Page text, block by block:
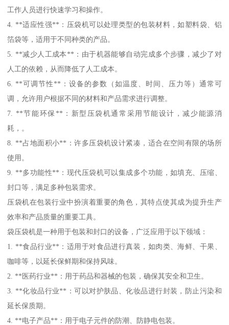
工作人员进行快速学习和操作。
4. **适应性强**：压袋机可以处理类型的包装材料，如塑料袋、铝
箔袋等，适用于不同种类的产品。
5. **减少人工成本**：由于机器能够自动完成多个步骤，减少了对
人工的依赖，从而降低了人工成本。
6. **可调节性**：设备的参数（如温度、时间、压力等）通常可
调，允许用户根据不同的材料和产品需求进行调整。
7. **节能环保**：新型压袋机通常采用节能设计，减少能源消
耗，。
8. **占地面积小**：许多压袋机设计紧凑，适合在空间有限的场所
使用。
9. **多功能性**：现代压袋机可以集成多个功能，如填充、压缩、
封口等，满足多种包装需求。
压袋机在包装行业中扮演着重要的角色，其特点使其成为提升生产
效率和产品质量的重要工具。
袋压袋机是一种用于包装和封口的设备，广泛应用于以下领域：
1. **食品行业**：适用于对食品进行真装，如肉类、海鲜、干果、
咖啡等，以延长保鲜期和保持风味。
2. **医药行业**：用于药品和器械的包装，确保其安全和卫生。
3. **化妆品行业**：可以对护肤品、化妆品进行封装，防止污染和
延长保质期。
4. **电子产品**：用于电子元件的防潮、防静电包装。